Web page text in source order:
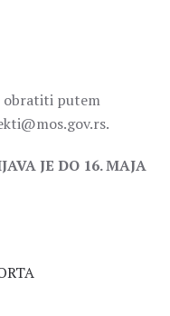
obratiti putem
JE DO 16. MAJA